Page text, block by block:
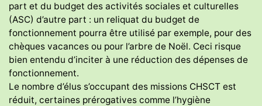
part et du budget des activités sociales et culturelles
(ASC) d’autre part : un reliquat du budget de
fonctionnement pourra être utilisé par exemple, pour des
chèques vacances ou pour l’arbre de Noël. Ceci risque
bien entendu d’inciter à une réduction des dépenses de
fonctionnement.
Le nombre d’élus s’occupant des missions CHSCT est
réduit, certaines prérogatives comme l’hygiène